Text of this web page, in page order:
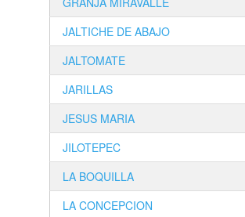
JALTICHE DE ABAJO
JALTOMATE
JARILLAS
JESUS MARIA
JILOTEPEC
LA BOQUILLA
LA CONCEPCION